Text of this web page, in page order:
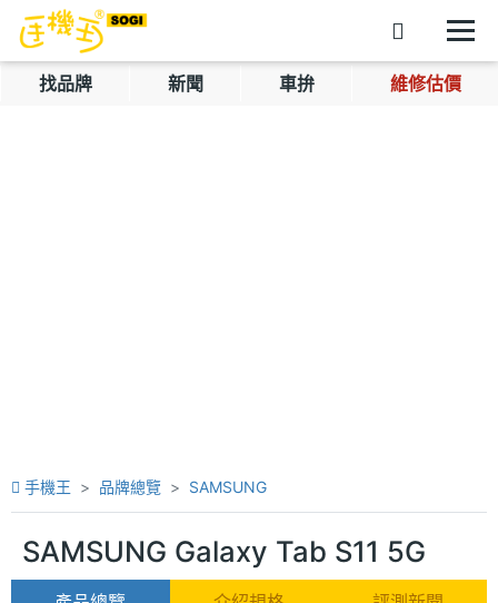
找品牌 新聞 車拚 維修估價
手機王 品牌總覽 SAMSUNG
SAMSUNG Galaxy Tab S11 5G